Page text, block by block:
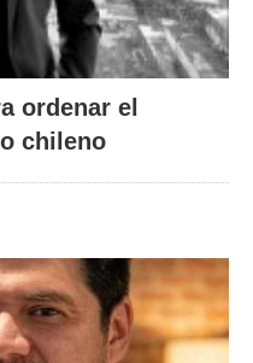
ordenar el
chileno